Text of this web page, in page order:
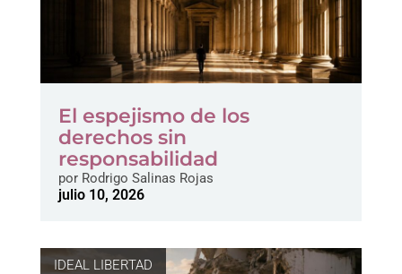
El espejismo de los
derechos sin
responsabilidad
porRodrigo Salinas Rojas
julio 10, 2026
IDEAL LIBERTAD